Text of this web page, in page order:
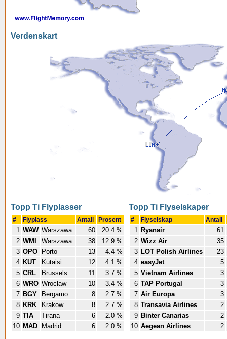
Verdenskart
Topp Ti Flyplasser
# Flyplass Antall Prosent
1 WAW Warszawa 60
20.4 %
2 WMI Warszawa 38
12.9 %
3 OPO Porto 13
4.4 %
4 KUT Kutaisi 12
4.1 %
5 CRL Brussels 11
3.7 %
6 WRO Wroclaw 10
3.4 %
7 BGY Bergamo 8
2.7 %
8 KRK Krakow 8
2.7 %
9 TIA Tirana 6
2.0 %
10 MAD Madrid 6 2.0 %
Topp Ti Flyselskaper
# Flyselskap Antall
1 Ryanair
61
2 Wizz Air
35
3 LOT Polish Airlines
23
4 easyJet
5
5 Vietnam Airlines
3
6 TAP Portugal
3
7 Air Europa
3
8 Transavia Airlines
2
9 Binter Canarias
2
10 Aegean Airlines 2